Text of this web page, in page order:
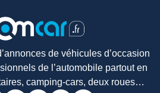
de véhicules d’occasion
de l’automobile partout en
camping-cars, deux roues…